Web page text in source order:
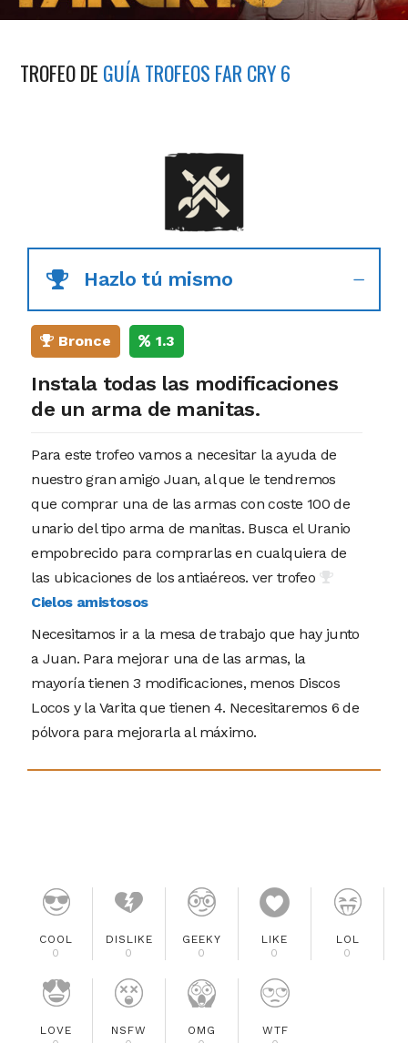
TROFEO DE GUÍA TROFEOS FAR CRY 6
Hazlo tú mismo
Bronce 1.3
Instala todas las modificaciones
de un arma de manitas.
Para este trofeo vamos a necesitar la ayuda de
nuestro gran amigo Juan, al que le tendremos
que comprar una de las armas con coste 100 de
unario del tipo arma de manitas. Busca el Uranio
empobrecido para comprarlas en cualquiera de
las ubicaciones de los antiaéreos. ver trofeo
Cielos amistosos
Necesitamos ir a la mesa de trabajo que hay junto
a Juan. Para mejorar una de las armas, la
mayoría tienen 3 modificaciones, menos Discos
Locos y la Varita que tienen 4. Necesitaremos 6 de
pólvora para mejorarla al máximo.
COOL
0
DISLIKE
0
GEEKY
0
LIKE
0
LOL
0
LOVE
NSFW
OMG
WTF